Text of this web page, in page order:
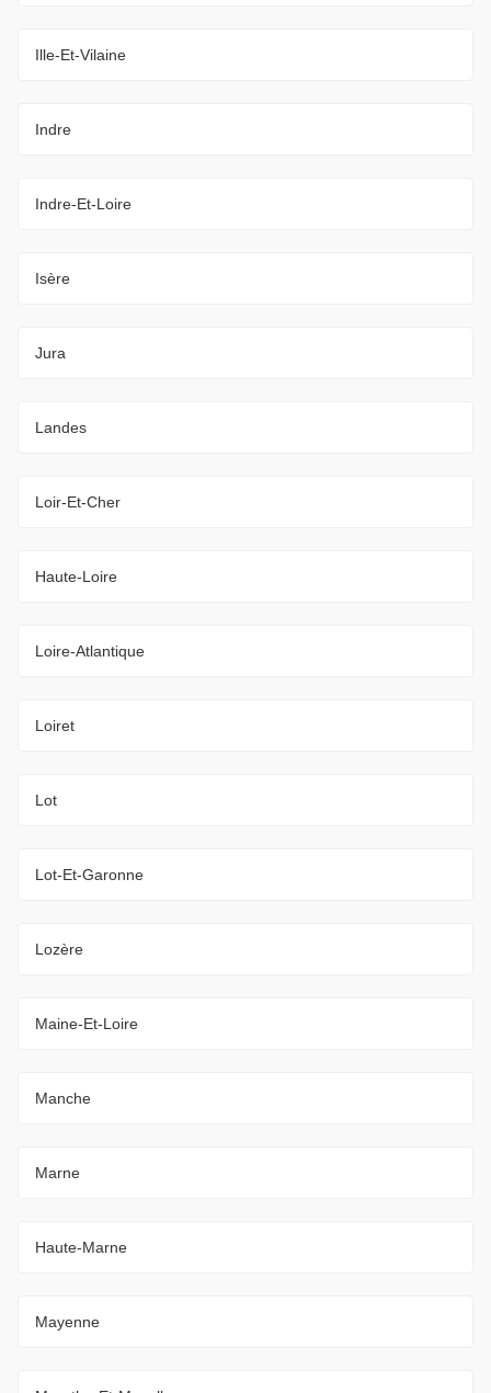
Ille-Et-Vilaine
Indre
Indre-Et-Loire
Isère
Jura
Landes
Loir-Et-Cher
Haute-Loire
Loire-Atlantique
Loiret
Lot
Lot-Et-Garonne
Lozère
Maine-Et-Loire
Manche
Marne
Haute-Marne
Mayenne